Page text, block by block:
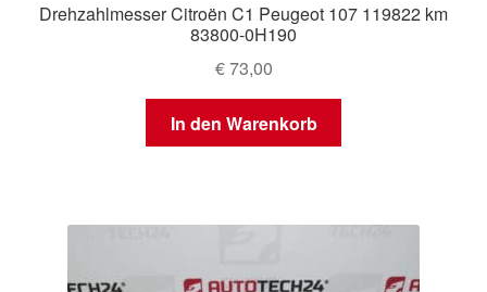
Drehzahlmesser Citroën C1 Peugeot 107 119822 km
83800-0H190
€73,00
In den Warenkorb